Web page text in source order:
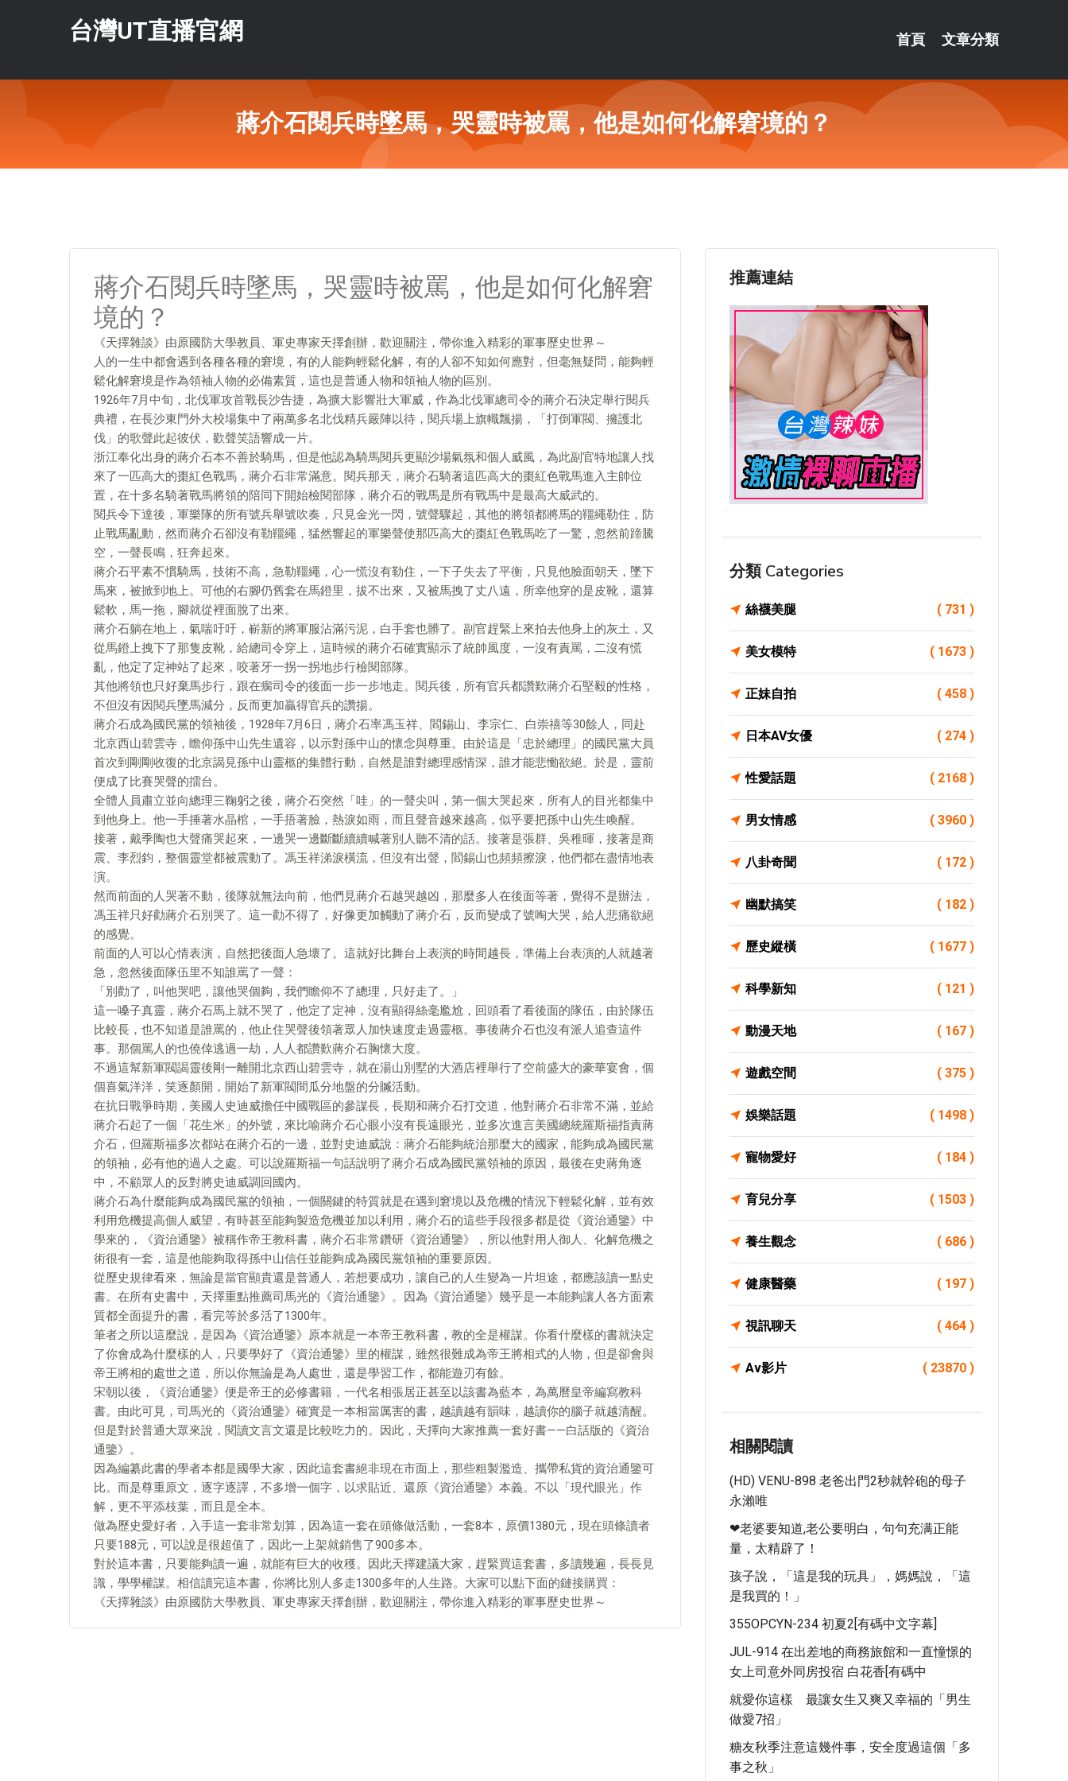
台灣UT直播官網 首頁 文章分類
蔣介石閱兵時墜馬，哭靈時被罵，他是如何化解窘境的？
蔣介石閱兵時墜馬，哭靈時被罵，他是如何化解窘
境的？
《天擇雜談》由原國防大學教員、軍史專家天擇創辦，歡迎關注，帶你進入精彩的軍事歷史世界～
人的一生中都會遇到各種各種的窘境，有的人能夠輕鬆化解，有的人卻不知如何應對，但毫無疑問，能夠輕
鬆化解窘境是作為領袖人物的必備素質，這也是普通人物和領袖人物的區別。
1926年7月中旬，北伐軍攻首戰長沙告捷，為擴大影響壯大軍威，作為北伐軍總司令的蔣介石決定舉行閱兵
典禮，在長沙東門外大校場集中了兩萬多名北伐精兵嚴陣以待，閱兵場上旗幟飄揚，「打倒軍閥、擁護北
伐」的歌聲此起彼伏，歡聲笑語響成一片。
浙江奉化出身的蔣介石本不善於騎馬，但是他認為騎馬閱兵更顯沙場氣氛和個人威風，為此副官特地讓人找
來了一匹高大的棗紅色戰馬，蔣介石非常滿意。閱兵那天，蔣介石騎著這匹高大的棗紅色戰馬進入主帥位
置，在十多名騎著戰馬將領的陪同下開始檢閱部隊，蔣介石的戰馬是所有戰馬中是最高大威武的。
閱兵令下達後，軍樂隊的所有號兵舉號吹奏，只見金光一閃，號聲驟起，其他的將領都將馬的韁繩勒住，防
止戰馬亂動，然而蔣介石卻沒有勒韁繩，猛然響起的軍樂聲使那匹高大的棗紅色戰馬吃了一驚，忽然前蹄騰
空，一聲長鳴，狂奔起來。
蔣介石平素不慣騎馬，技術不高，急勒韁繩，心一慌沒有勒住，一下子失去了平衡，只見他臉面朝天，墜下
馬來，被掀到地上。可他的右腳仍舊套在馬鐙里，拔不出來，又被馬拽了丈八遠，所幸他穿的是皮靴，還算
鬆軟，馬一拖，腳就從裡面脫了出來。
蔣介石躺在地上，氣喘吁吁，嶄新的將軍服沾滿污泥，白手套也髒了。副官趕緊上來拍去他身上的灰土，又
從馬鐙上拽下了那隻皮靴，給總司令穿上，這時候的蔣介石確實顯示了統帥風度，一沒有責罵，二沒有慌
亂，他定了定神站了起來，咬著牙一拐一拐地步行檢閱部隊。
其他將領也只好棄馬步行，跟在瘸司令的後面一步一步地走。閱兵後，所有官兵都讚歎蔣介石堅毅的性格，
不但沒有因閱兵墜馬減分，反而更加贏得官兵的讚揚。
蔣介石成為國民黨的領袖後，1928年7月6日，蔣介石率馮玉祥、閻錫山、李宗仁、白崇禧等30餘人，同赴
北京西山碧雲寺，瞻仰孫中山先生遺容，以示對孫中山的懷念與尊重。由於這是「忠於總理」的國民黨大員
首次到剛剛收復的北京謁見孫中山靈柩的集體行動，自然是誰對總理感情深，誰才能悲慟欲絕。於是，靈前
便成了比賽哭聲的擂台。
全體人員肅立並向總理三鞠躬之後，蔣介石突然「哇」的一聲尖叫，第一個大哭起來，所有人的目光都集中
到他身上。他一手捶著水晶棺，一手捂著臉，熱淚如雨，而且聲音越來越高，似乎要把孫中山先生喚醒。
接著，戴季陶也大聲痛哭起來，一邊哭一邊斷斷續續喊著別人聽不清的話。接著是張群、吳稚暉，接著是商
震、李烈鈞，整個靈堂都被震動了。馮玉祥涕淚橫流，但沒有出聲，閻錫山也頻頻擦淚，他們都在盡情地表
演。
然而前面的人哭著不動，後隊就無法向前，他們見蔣介石越哭越凶，那麼多人在後面等著，覺得不是辦法，
馮玉祥只好勸蔣介石別哭了。這一勸不得了，好像更加觸動了蔣介石，反而變成了號啕大哭，給人悲痛欲絕
的感覺。
前面的人可以心情表演，自然把後面人急壞了。這就好比舞台上表演的時間越長，準備上台表演的人就越著
急，忽然後面隊伍里不知誰罵了一聲：
「別勸了，叫他哭吧，讓他哭個夠，我們瞻仰不了總理，只好走了。」
這一嗓子真靈，蔣介石馬上就不哭了，他定了定神，沒有顯得絲毫尷尬，回頭看了看後面的隊伍，由於隊伍
比較長，也不知道是誰罵的，他止住哭聲後領著眾人加快速度走過靈柩。事後蔣介石也沒有派人追查這件
事。那個罵人的也僥倖逃過一劫，人人都讚歎蔣介石胸懷大度。
不過這幫新軍閥謁靈後剛一離開北京西山碧雲寺，就在湯山別墅的大酒店裡舉行了空前盛大的豪華宴會，個
個喜氣洋洋，笑逐顏開，開始了新軍閥間瓜分地盤的分贓活動。
在抗日戰爭時期，美國人史迪威擔任中國戰區的參謀長，長期和蔣介石打交道，他對蔣介石非常不滿，並給
蔣介石起了一個「花生米」的外號，來比喻蔣介石心眼小沒有長遠眼光，並多次進言美國總統羅斯福指責蔣
介石，但羅斯福多次都站在蔣介石的一邊，並對史迪威說：蔣介石能夠統治那麼大的國家，能夠成為國民黨
的領袖，必有他的過人之處。可以說羅斯福一句話說明了蔣介石成為國民黨領袖的原因，最後在史蔣角逐
中，不顧眾人的反對將史迪威調回國內。
蔣介石為什麼能夠成為國民黨的領袖，一個關鍵的特質就是在遇到窘境以及危機的情況下輕鬆化解，並有效
利用危機提高個人威望，有時甚至能夠製造危機並加以利用，蔣介石的這些手段很多都是從《資治通鑒》中
學來的，《資治通鑒》被稱作帝王教科書，蔣介石非常鑽研《資治通鑒》，所以他對用人御人、化解危機之
術很有一套，這是他能夠取得孫中山信任並能夠成為國民黨領袖的重要原因。
從歷史規律看來，無論是當官顯貴還是普通人，若想要成功，讓自己的人生變為一片坦途，都應該讀一點史
書。在所有史書中，天擇重點推薦司馬光的《資治通鑒》。因為《資治通鑒》幾乎是一本能夠讓人各方面素
質都全面提升的書，看完等於多活了1300年。
筆者之所以這麼說，是因為《資治通鑒》原本就是一本帝王教科書，教的全是權謀。你看什麼樣的書就決定
了你會成為什麼樣的人，只要學好了《資治通鑒》里的權謀，雖然很難成為帝王將相式的人物，但是卻會與
帝王將相的處世之道，所以你無論是為人處世，還是學習工作，都能遊刃有餘。
宋朝以後，《資治通鑒》便是帝王的必修書籍，一代名相張居正甚至以該書為藍本，為萬曆皇帝編寫教科
書。由此可見，司馬光的《資治通鑒》確實是一本相當厲害的書，越讀越有韻味，越讀你的腦子就越清醒。
但是對於普通大眾來說，閱讀文言文還是比較吃力的。因此，天擇向大家推薦一套好書——白話版的《資治
通鑒》。
因為編纂此書的學者本都是國學大家，因此這套書絕非現在市面上，那些粗製濫造、攜帶私貨的資治通鑒可
比。而是尊重原文，逐字逐譯，不多增一個字，以求貼近、還原《資治通鑒》本義。不以「現代眼光」作
解，更不平添枝葉，而且是全本。
做為歷史愛好者，入手這一套非常划算，因為這一套在頭條做活動，一套8本，原價1380元，現在頭條讀者
只要188元，可以說是很超值了，因此一上架就銷售了900多本。
對於這本書，只要能夠讀一遍，就能有巨大的收穫。因此天擇建議大家，趕緊買這套書，多讀幾遍，長長見
識，學學權謀。相信讀完這本書，你將比別人多走1300多年的人生路。大家可以點下面的鏈接購買：
《天擇雜談》由原國防大學教員、軍史專家天擇創辦，歡迎關注，帶你進入精彩的軍事歷史世界～
推薦連結
分類 Categories
絲襪美腿 ( 731 )
美女模特 ( 1673 )
正妹自拍 ( 458 )
日本AV女優 ( 274 )
性愛話題 ( 2168 )
男女情感 ( 3960 )
八卦奇聞 ( 172 )
幽默搞笑 ( 182 )
歷史縱橫 ( 1677 )
科學新知 ( 121 )
動漫天地 ( 167 )
遊戲空間 ( 375 )
娛樂話題 ( 1498 )
寵物愛好 ( 184 )
育兒分享 ( 1503 )
養生觀念 ( 686 )
健康醫藥 ( 197 )
視訊聊天 ( 464 )
Av影片 ( 23870 )
相關閱讀
(HD) VENU-898 老爸出門2秒就幹砲的母子
永瀨唯
❤老婆要知道,老公要明白，句句充满正能
量，太精辟了！
孩子說，「這是我的玩具」，媽媽說，「這
是我買的！」
355OPCYN-234 初夏2[有碼中文字幕]
JUL-914 在出差地的商務旅館和一直憧憬的
女上司意外同房投宿 白花香[有碼中
就愛你這樣 最讓女生又爽又幸福的「男生
做愛7招」
糖友秋季注意這幾件事，安全度過這個「多
事之秋」